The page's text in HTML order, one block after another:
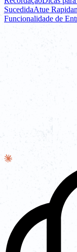
SucedidaAtue
Funcionalidade de